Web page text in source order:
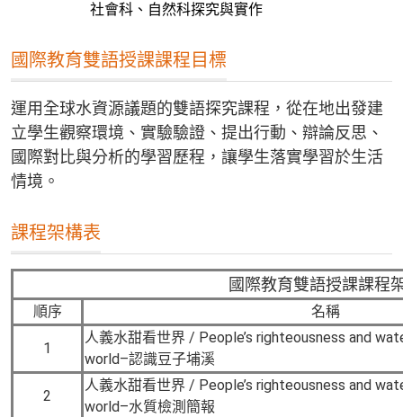
社會科、自然科探究與實作
國際教育雙語授課課程目標
運用全球水資源議題的雙語探究課程，從在地出發建
立學生觀察環境、實驗驗證、提出行動、辯論反思、
國際對比與分析的學習歷程，讓學生落實學習於生活
情境。
課程架構表
國際教育雙語授課課程
順序 名稱
1
人義水甜看世界 / People’s righteousness and
world–認識豆子埔溪
2
人義水甜看世界 / People’s righteousness and
world–水質檢測簡報